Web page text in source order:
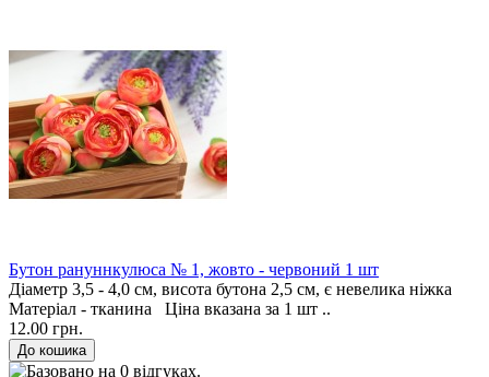
Бутон рануннкулюса № 1, жовто - червоний 1 шт
Діаметр 3,5 - 4,0 см, висота бутона 2,5 см, є невелика ніжка
Матеріал - тканина Ціна вказана за 1 шт ..
12.00 грн.